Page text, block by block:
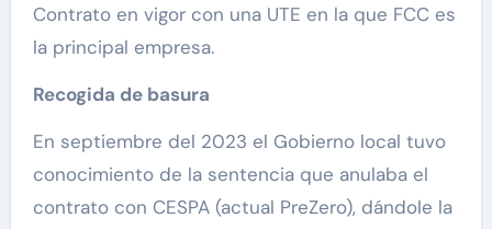
Contrato en vigor con una UTE en la que FCC es
la principal empresa.
Recogida de basura
En septiembre del 2023 el Gobierno local tuvo
conocimiento de la sentencia que anulaba el
contrato con CESPA (actual PreZero), dándole la